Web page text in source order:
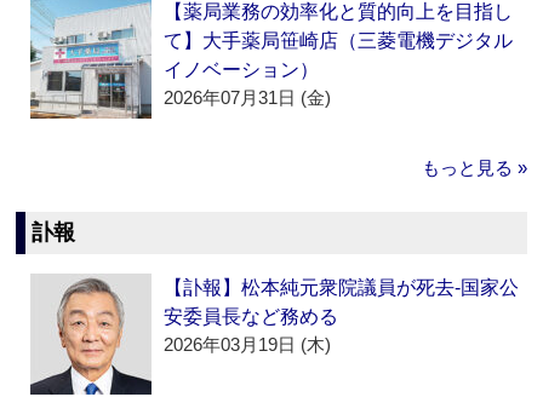
【薬局業務の効率化と質的向上を目指し
て】大手薬局笹崎店（三菱電機デジタル
イノベーション）
2026年07月31日 (金)
もっと見る »
訃報
【訃報】松本純元衆院議員が死去‐国家公
安委員長など務める
2026年03月19日 (木)